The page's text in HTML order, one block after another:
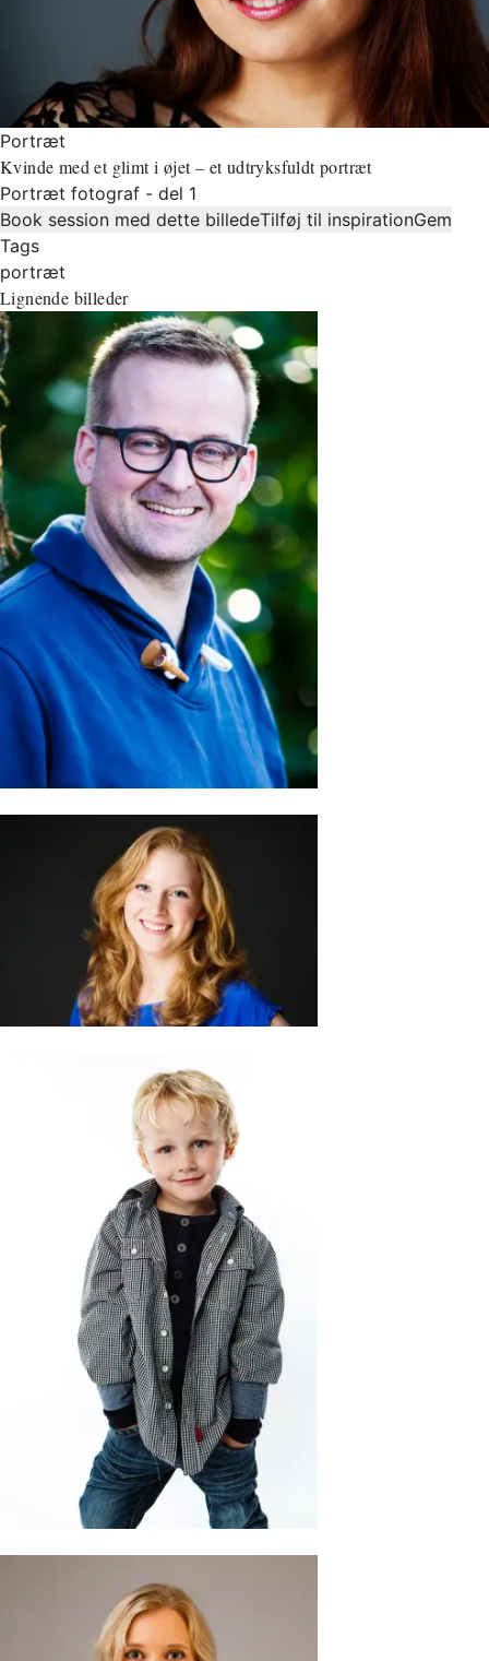
Portræt
Kvinde med et glimt i øjet – et udtryksfuldt portræt
Portræt fotograf - del 1
Book session med dette billedeTilføj til inspirationGem
Tags
portræt
Lignende billeder